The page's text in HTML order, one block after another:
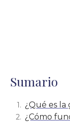
Sumario
¿Qué es la
¿Cómo